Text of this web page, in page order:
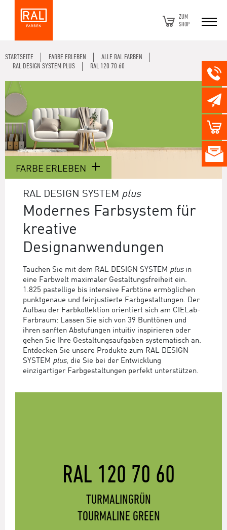
ZUM
SHOP
STARTSEITE FARBE ERLEBEN
ALLE RAL FARBEN
RAL DESIGN SYSTEM PLUS
RAL 120 70 60
FARBE ERLEBEN
RAL DESIGN SYSTEM plus
Modernes Farbsystem für
kreative
Designanwendungen
Tauchen Sie mit dem RAL DESIGN SYSTEM plusin
eine Farbwelt maximaler Gestaltungsfreiheit ein.
1.825 pastellige bis intensive Farbtöne ermöglichen
punktgenaue und feinjustierte Farbgestaltungen. Der
Aufbau der Farbkollektion orientiert sich am CIELab-
Farbraum: Lassen Sie sich von 39 Bunttönen und
ihren sanften Abstufungen intuitiv inspirieren oder
gehen Sie Ihre Gestaltungsaufgaben systematisch an.
Entdecken Sie unsere Produkte zum RAL DESIGN
SYSTEM plus, die Sie bei der Entwicklung
einzigartiger Farbgestaltungen perfekt unterstützen.
RAL 120 70 60
TURMALINGRÜN
TOURMALINE GREEN